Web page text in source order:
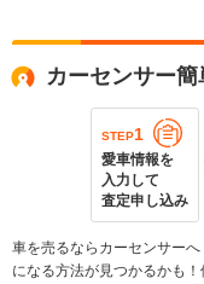
カーセンサー
STEP1
愛車情報を
入力して
査定申し込み
車を売るならカーセンサー
になる方法が見つかるかも